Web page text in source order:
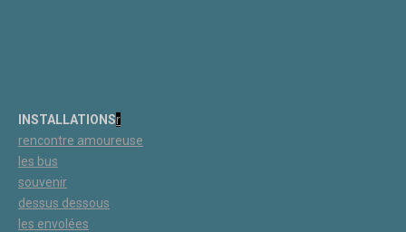
INSTALLATIONSr
rencontre amoureuse
les bus
souvenir
dessus dessous
les envolées